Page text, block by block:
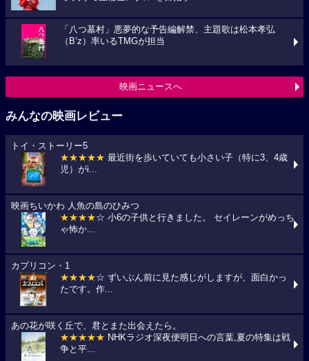
「八つ墓村」悪夢的な予告編解禁、主題歌は松本孝弘
（B’z）率いるTMGが担当
映画ニュースへ
みんなの映画レビュー
トイ・ストーリー5
★★★★★ 最近街を歩いていても小さい子（特に3、4歳
児）がi...
映画ちいかわ 人魚の島のひみつ
★★★★☆ 小6の子供と行きました。 セイレーンがめっち
ゃ怖か...
カプリコン・1
★★★★☆ ずいぶん前に見た感じがしますが、面白かっ
たです。作...
あの花が咲く丘で、君とまた出会えたら。
★★★★★ NHKラジオ深夜便明日への言葉,夏の特集は戦
争と平...